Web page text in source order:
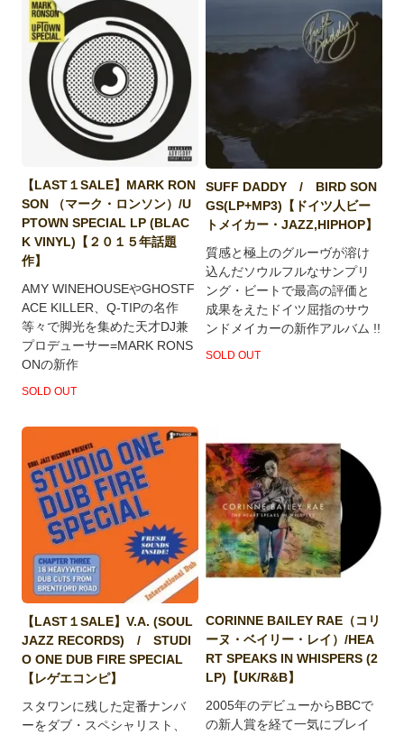
【LAST１SALE】MARK RON
SON （マーク・ロンソン）/U
PTOWN SPECIAL LP (BLAC
K VINYL)【２０１５年話題
作】
AMY WINEHOUSEやGHOSTF
ACE KILLER、Q-TIPの名作
等々で脚光を集めた天才DJ兼
プロデューサー=MARK RONS
ONの新作
SOLD OUT
SUFF DADDY / BIRD SON
GS(LP+MP3)【ドイツ人ビー
トメイカー・JAZZ,HIPHOP】
質感と極上のグルーヴが溶け
込んだソウルフルなサンプリ
ング・ビートで最高の評価と
成果をえたドイツ屈指のサウ
ンドメイカーの新作アルバム !!
SOLD OUT
【LAST１SALE】V.A. (SOUL
JAZZ RECORDS) / STUDI
O ONE DUB FIRE SPECIAL
【レゲエコンピ】
スタワンに残した定番ナンバ
ーをダブ・スペシャリスト、
CORINNE BAILEY RAE（コリ
ーヌ・ベイリー・レイ）/HEA
RT SPEAKS IN WHISPERS (2
LP)【UK/R&B】
2005年のデビューからBBCで
の新人賞を経て一気にブレイ